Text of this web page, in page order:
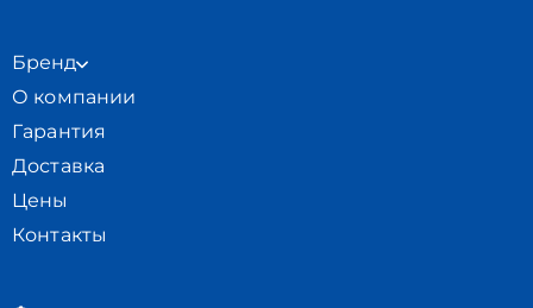
Бренд
О компании
Гарантия
Доставка
Цены
Контакты